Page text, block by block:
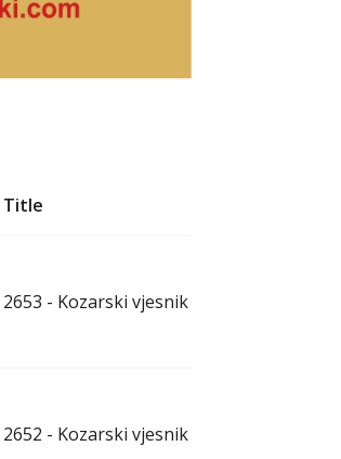
Title
2653 - Kozarski vjesnik - 7.8.2026.
2652 - Kozarski vjesnik - 31.7.2026.